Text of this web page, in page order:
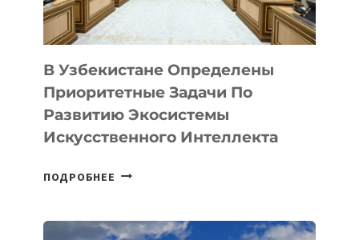
В Узбекистане Определены
Приоритетные Задачи По
Развитию Экосистемы
Искусственного Интеллекта
ПОДРОБНЕЕ
ПРИОРИТЕТНЫЕ